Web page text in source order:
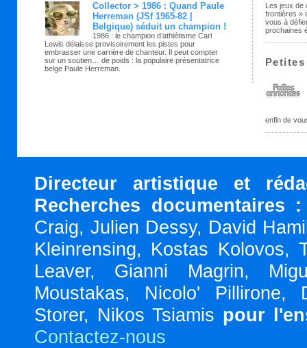
Collector > 1986 : Quand Paule
Herreman (JSf 1965-82 |
Belgique) séduit un champion !
1986 : le champion d’athlétisme Carl
Lewis délaisse provisoirement les pistes pour
embrasser une carrière de chanteur. Il peut compter
sur un soutien… de poids : la populaire présentatrice
belge Paule Herreman.
Les jeux de
frontières »
vous à
prochaines
enfin de
Directeur artistique et
Recherches documentaires :
Craig, Julien Dessy, David
Kleinrensing, Kostas Kolovos,
Leaver, Gianni Magrin,
Moustakas, Nicolo' Pillirone,
Storer, Nikos Tsiamis pour
Contactez-nous